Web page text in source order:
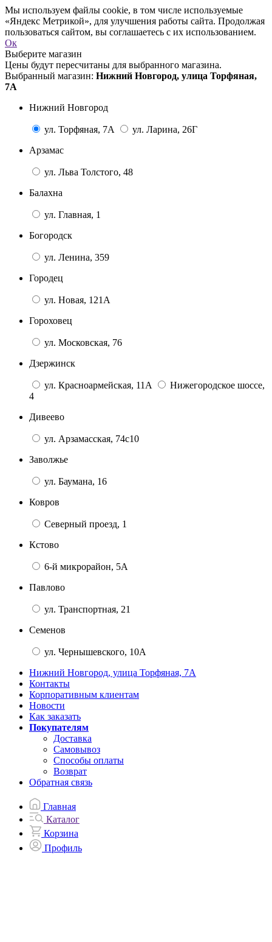
Мы используем файлы cookie, в том числе используемые
«Яндекс Метрикой», для улучшения работы сайта. Продолжая
пользоваться сайтом, вы соглашаетесь с их использованием.
Ок
Выберите магазин
Цены будут пересчитаны для выбранного магазина.
Выбранный магазин: Нижний Новгород, улица Торфяная,
7А
Нижний Новгород
ул. Торфяная, 7А
ул. Ларина, 26Г
Арзамас
ул. Льва Толстого, 48
Балахна
ул. Главная, 1
Богородск
ул. Ленина, 359
Городец
ул. Новая, 121А
Гороховец
ул. Московская, 76
Дзержинск
ул. Красноармейская, 11А
Нижегородское шоссе,
4
Дивеево
ул. Арзамасская, 74с10
Заволжье
ул. Баумана, 16
Ковров
Северный проезд, 1
Кстово
6-й микрорайон, 5А
Павлово
ул. Транспортная, 21
Семенов
ул. Чернышевского, 10А
Нижний Новгород, улица Торфяная, 7А
Контакты
Корпоративным клиентам
Новости
Как заказать
Покупателям
Доставка
Самовывоз
Способы оплаты
Возврат
Обратная связь
Главная
Каталог
Корзина
Профиль